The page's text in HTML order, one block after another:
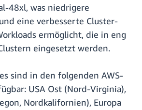
48xl, was niedrigere
eine verbesserte Cluster-
ermöglicht, die in eng
eingesetzt werden.
sind in den folgenden AWS-
USA Ost (Nord-Virginia),
Nordkalifornien), Europa